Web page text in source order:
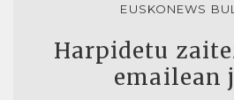
EUSKONEWS
Harpidetu
emailean